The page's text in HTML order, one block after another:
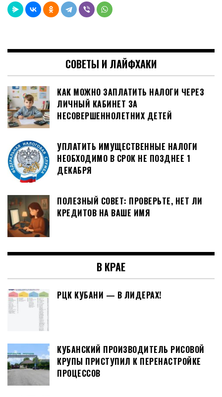
СОВЕТЫ И ЛАЙФХАКИ
КАК МОЖНО ЗАПЛАТИТЬ НАЛОГИ ЧЕРЕЗ
ЛИЧНЫЙ КАБИНЕТ ЗА
НЕСОВЕРШЕННОЛЕТНИХ ДЕТЕЙ
УПЛАТИТЬ ИМУЩЕСТВЕННЫЕ НАЛОГИ
НЕОБХОДИМО В СРОК НЕ ПОЗДНЕЕ 1
ДЕКАБРЯ
ПОЛЕЗНЫЙ СОВЕТ: ПРОВЕРЬТЕ, НЕТ ЛИ
КРЕДИТОВ НА ВАШЕ ИМЯ
В КРАЕ
РЦК КУБАНИ — В ЛИДЕРАХ!
КУБАНСКИЙ ПРОИЗВОДИТЕЛЬ РИСОВОЙ
КРУПЫ ПРИСТУПИЛ К ПЕРЕНАСТРОЙКЕ
ПРОЦЕССОВ